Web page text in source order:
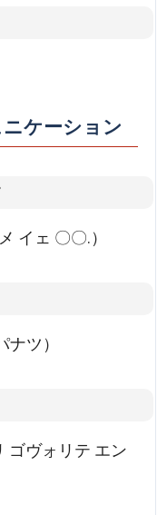
ケーション
イェ 〇〇.）
ツ）
ゴヴォリテ エン